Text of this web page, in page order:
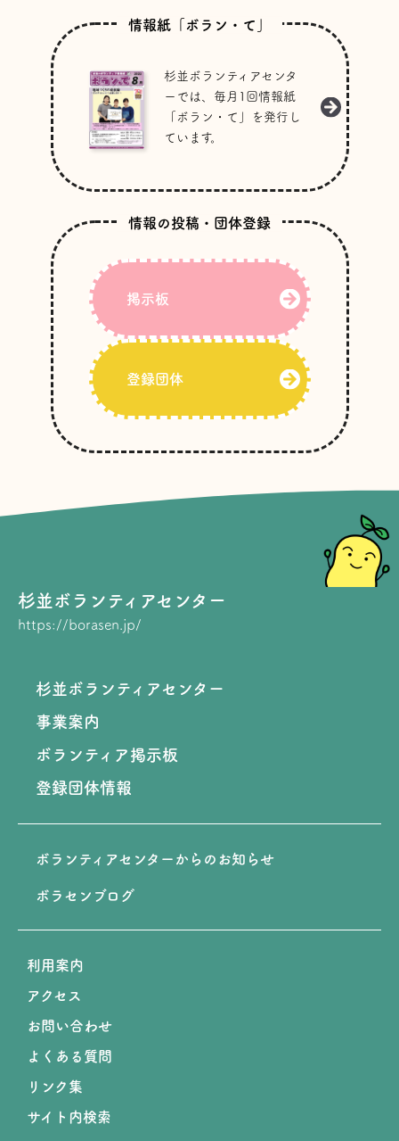
情報紙「ボラン・て」
杉並ボランティアセンタ
ーでは、毎月1回情報紙
「ボラン・て」を発行し
ています。
情報の投稿・団体登録
掲示板
登録団体
杉並ボランティアセンター
https://borasen.jp/
杉並ボランティアセンター
事業案内
ボランティア掲示板
登録団体情報
ボランティアセンターからのお知らせ
ボラセンブログ
利用案内
アクセス
お問い合わせ
よくある質問
リンク集
サイト内検索